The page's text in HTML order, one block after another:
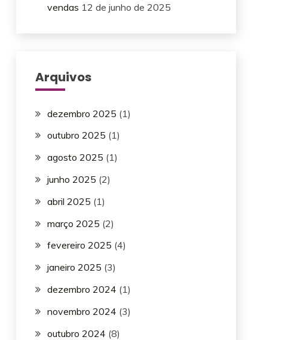
vendas 12 de junho de 2025
Arquivos
dezembro 2025 (1)
outubro 2025 (1)
agosto 2025 (1)
junho 2025 (2)
abril 2025 (1)
março 2025 (2)
fevereiro 2025 (4)
janeiro 2025 (3)
dezembro 2024 (1)
novembro 2024 (3)
outubro 2024 (8)